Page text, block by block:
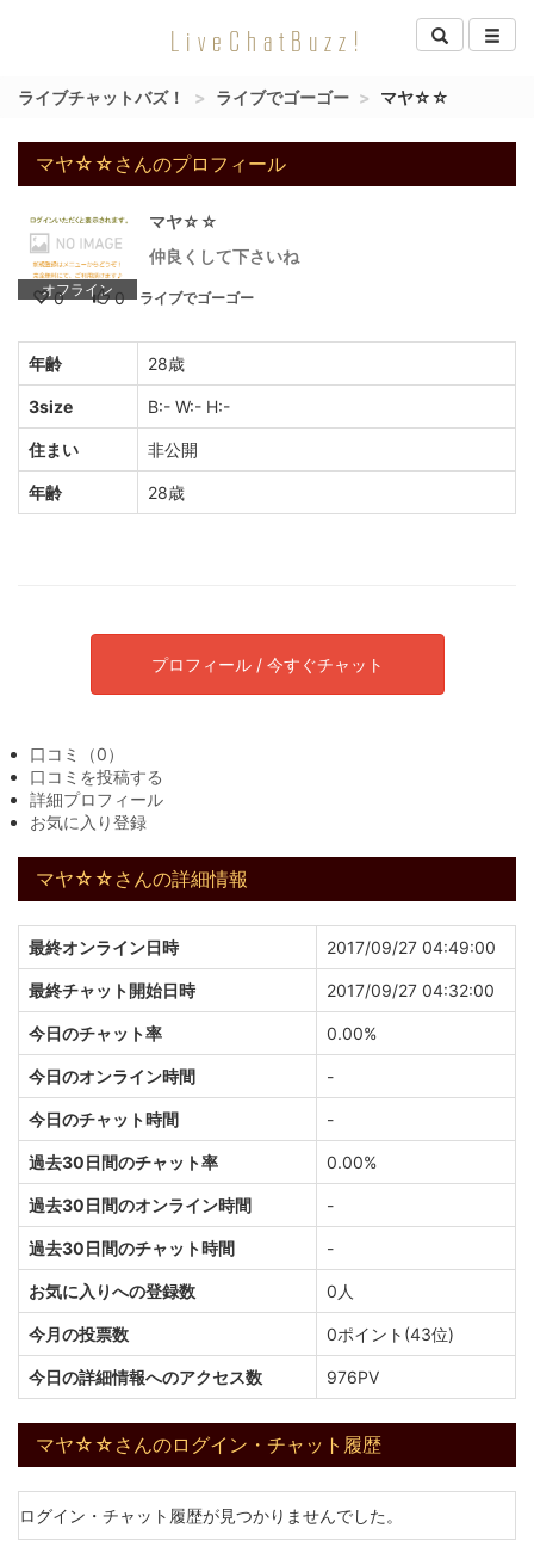
LiveChatBuzz!
ライブチャットバズ！ ライブでゴーゴー マヤ☆☆
マヤ☆☆さんのプロフィール
オフライン
マヤ☆☆
仲良くして下さいね
0 0 ライブでゴーゴー
年齢 28歳
3size B:- W:- H:-
住まい 非公開
年齢 28歳
プロフィール / 今すぐチャット
口コミ（0）
口コミを投稿する
詳細プロフィール
お気に入り登録
マヤ☆☆さんの詳細情報
最終オンライン日時 2017/09/27 04:49:00
最終チャット開始日時 2017/09/27 04:32:00
今日のチャット率 0.00%
今日のオンライン時間 -
今日のチャット時間 -
過去30日間のチャット率 0.00%
過去30日間のオンライン時間 -
過去30日間のチャット時間 -
お気に入りへの登録数 0人
今月の投票数 0ポイント(43位)
今日の詳細情報へのアクセス数 976PV
マヤ☆☆さんのログイン・チャット履歴
ログイン・チャット履歴が見つかりませんでした。